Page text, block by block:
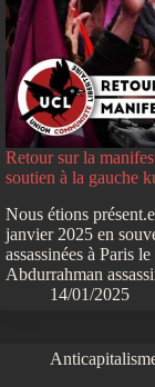
Retour sur la
soutien à la gauche
Nous étions
janvier 2025 en
assassinées à Paris
Abdurrahman
14/01/2025